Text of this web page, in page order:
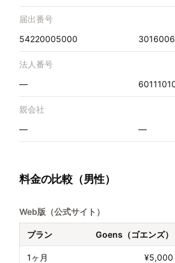
届出番号
54220005000
法人番号
—
親会社
—
—
料金の比較（男性）
Web版（公式サイト）
プラン Goens（ゴエンズ）
1ヶ月 ¥5,000